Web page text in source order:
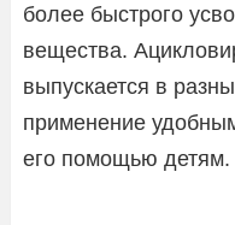
более быстрого
вещества.
выпускается в
применение
его помощью детям.